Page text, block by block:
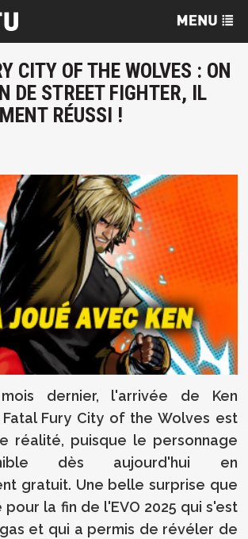
CITY OF THE WOLVES : ON
DE STREET FIGHTER, IL
RÉUSSI !
dernier, l'arrivée de Ken
Fatal Fury City of the Wolves est
réalité, puisque le personnage
dès aujourd'hui en
gratuit. Une belle surprise que
pour la fin de l'EVO 2025 qui s'est
et qui a permis de révéler de